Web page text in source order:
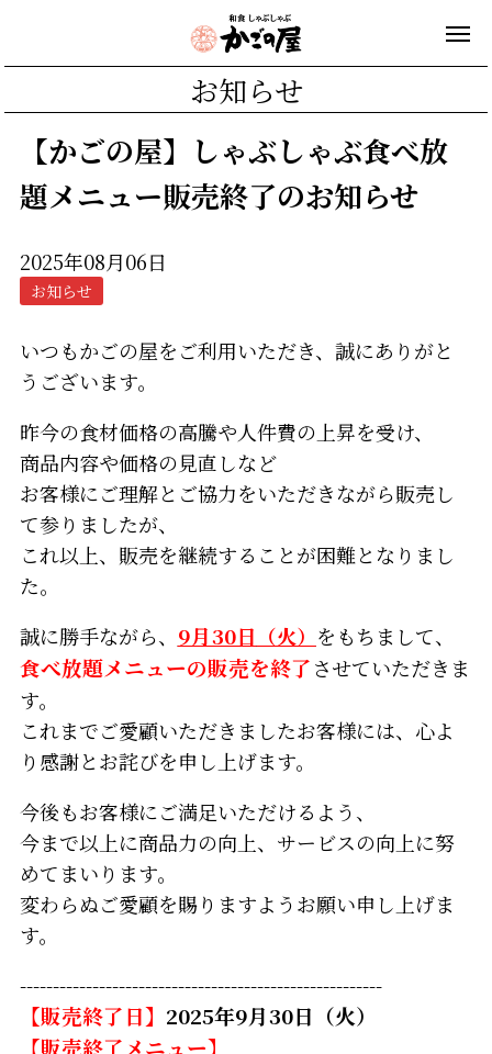
お知らせ
【かごの屋】しゃぶしゃぶ食べ放
題メニュー販売終了のお知らせ
2025年08月06日
お知らせ
いつもかごの屋をご利用いただき、誠にありがと
うございます。
昨今の食材価格の高騰や人件費の上昇を受け、
商品内容や価格の見直しなど
お客様にご理解とご協力をいただきながら販売し
て参りましたが、
これ以上、販売を継続することが困難となりまし
た。
誠に勝手ながら、 9月30日 （火） をもちまして、
食べ放題メニューの販売を終了させていただきま
す。
これまでご愛顧いただきましたお客様には、心よ
り感謝とお詫びを申し上げます。
今後もお客様にご満足いただけるよう、
今まで以上に商品力の向上、サービスの向上に努
めてまいります。
変わらぬご愛顧を賜りますようお願い申し上げま
す。
-------------------------------------------------------
【販売終了日】 2025年9月30日（火）
【販売終了メニュー】